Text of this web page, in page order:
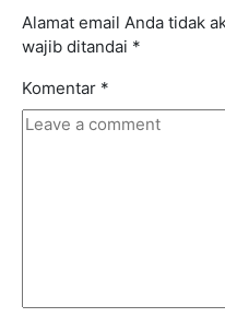
Alamat email Anda tidak
wajib ditandai *
Komentar *